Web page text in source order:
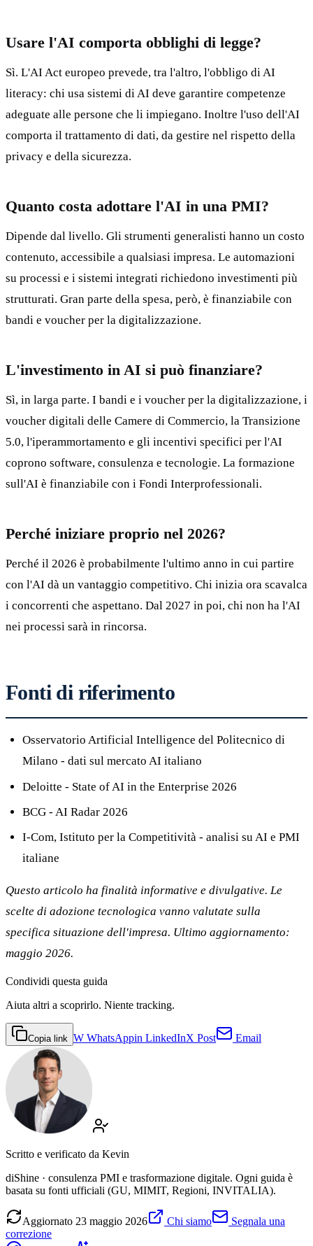
Usare l'AI comporta obblighi di legge?
Sì. L'AI Act europeo prevede, tra l'altro, l'obbligo di AI
literacy: chi usa sistemi di AI deve garantire competenze
adeguate alle persone che li impiegano. Inoltre l'uso dell'AI
comporta il trattamento di dati, da gestire nel rispetto della
privacy e della sicurezza.
Quanto costa adottare l'AI in una PMI?
Dipende dal livello. Gli strumenti generalisti hanno un costo
contenuto, accessibile a qualsiasi impresa. Le automazioni
su processi e i sistemi integrati richiedono investimenti più
strutturati. Gran parte della spesa, però, è finanziabile con
bandi e voucher per la digitalizzazione.
L'investimento in AI si può finanziare?
Sì, in larga parte. I bandi e i voucher per la digitalizzazione, i
voucher digitali delle Camere di Commercio, la Transizione
5.0, l'iperammortamento e gli incentivi specifici per l'AI
coprono software, consulenza e tecnologie. La formazione
sull'AI è finanziabile con i Fondi Interprofessionali.
Perché iniziare proprio nel 2026?
Perché il 2026 è probabilmente l'ultimo anno in cui partire
con l'AI dà un vantaggio competitivo. Chi inizia ora scavalca
i concorrenti che aspettano. Dal 2027 in poi, chi non ha l'AI
nei processi sarà in rincorsa.
Fonti di riferimento
Osservatorio Artificial Intelligence del Politecnico di
Milano - dati sul mercato AI italiano
Deloitte - State of AI in the Enterprise 2026
BCG - AI Radar 2026
I-Com, Istituto per la Competitività - analisi su AI e PMI
italiane
Questo articolo ha finalità informative e divulgative. Le
scelte di adozione tecnologica vanno valutate sulla
specifica situazione dell'impresa. Ultimo aggiornamento:
maggio 2026.
Condividi questa guida
Aiuta altri a scoprirlo. Niente tracking.
Copia link W WhatsAppin LinkedInX Post Email
Scritto e verificato da Kevin
diShine · consulenza PMI e trasformazione digitale. Ogni guida è
basata su fonti ufficiali (GU, MIMIT, Regioni, INVITALIA).
Aggiornato 23 maggio 2026 Chi siamo
Segnala una
correzione